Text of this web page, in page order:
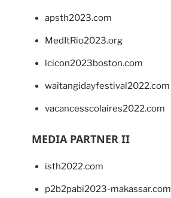
apsth2023.com
MedItRio2023.org
lcicon2023boston.com
waitangidayfestival2022.com
vacancesscolaires2022.com
MEDIA PARTNER II
isth2022.com
p2b2pabi2023-makassar.com